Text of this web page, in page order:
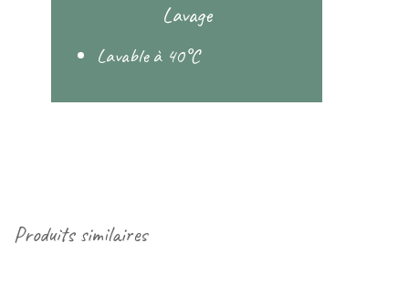
Lavage
Lavable à 40°C
Produits similaires